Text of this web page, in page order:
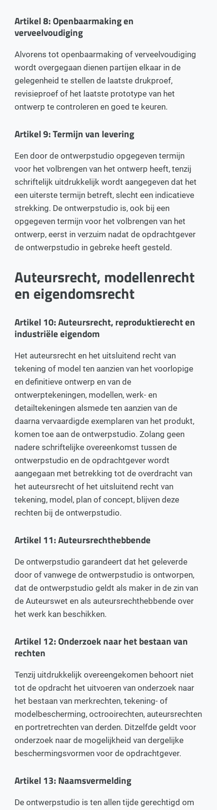
Artikel 8: Openbaarmaking en
verveelvoudiging
Alvorens tot openbaarmaking of verveelvoudiging
wordt overgegaan dienen partijen elkaar in de
gelegenheid te stellen de laatste drukproef,
revisieproef of het laatste prototype van het
ontwerp te controleren en goed te keuren.
Artikel 9: Termijn van levering
Een door de ontwerpstudio opgegeven termijn
voor het volbrengen van het ontwerp heeft, tenzij
schriftelijk uitdrukkelijk wordt aangegeven dat het
een uiterste termijn betreft, slecht een indicatieve
strekking. De ontwerpstudio is, ook bij een
opgegeven termijn voor het volbrengen van het
ontwerp, eerst in verzuim nadat de opdrachtgever
de ontwerpstudio in gebreke heeft gesteld.
Auteursrecht, modellenrecht
en eigendomsrecht
Artikel 10: Auteursrecht, reproduktierecht en
industriële eigendom
Het auteursrecht en het uitsluitend recht van
tekening of model ten aanzien van het voorlopige
en definitieve ontwerp en van de
ontwerptekeningen, modellen, werk- en
detailtekeningen alsmede ten aanzien van de
daarna vervaardigde exemplaren van het produkt,
komen toe aan de ontwerpstudio. Zolang geen
nadere schriftelijke overeenkomst tussen de
ontwerpstudio en de opdrachtgever wordt
aangegaan met betrekking tot de overdracht van
het auteursrecht of het uitsluitend recht van
tekening, model, plan of concept, blijven deze
rechten bij de ontwerpstudio.
Artikel 11: Auteursrechthebbende
De ontwerpstudio garandeert dat het geleverde
door of vanwege de ontwerpstudio is ontworpen,
dat de ontwerpstudio geldt als maker in de zin van
de Auteurswet en als auteursrechthebbende over
het werk kan beschikken.
Artikel 12: Onderzoek naar het bestaan van
rechten
Tenzij uitdrukkelijk overeengekomen behoort niet
tot de opdracht het uitvoeren van onderzoek naar
het bestaan van merkrechten, tekening- of
modelbescherming, octrooirechten, auteursrechten
en portretrechten van derden. Ditzelfde geldt voor
onderzoek naar de mogelijkheid van dergelijke
beschermingsvormen voor de opdrachtgever.
Artikel 13: Naamsvermelding
De ontwerpstudio is ten allen tijde gerechtigd om